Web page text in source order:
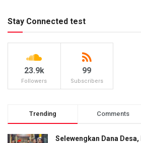
Stay Connected test
23.9k
Followers
99
Subscribers
Trending Comments
Selewengkan Dana